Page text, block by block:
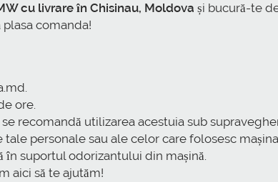
cu livrare în Chisinau, Moldova și bucură-te
plasa comanda!
ore.
recomandă utilizarea acestuia sub
personale sau ale celor care folosesc
suportul odorizantului din mașină.
aici să te ajutăm!